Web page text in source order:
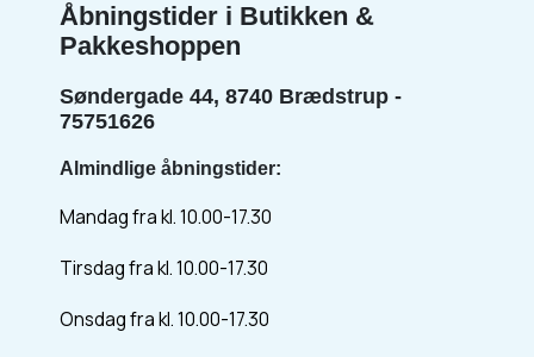
Åbningstider i Butikken &
Pakkeshoppen
Søndergade 44, 8740 Brædstrup -
75751626
Almindlige åbningstider:
Mandag fra kl. 10.00-17.30
Tirsdag fra kl. 10.00-17.30
Onsdag fra kl. 10.00-17.30